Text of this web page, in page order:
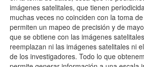
imágenes satelitales, que tienen
muchas veces no coinciden con la toma
permiten un mapeo de precisión y de
que se obtiene con las imágenes
reemplazan ni las imágenes satelitales ni
de los investigadores. Todo lo que